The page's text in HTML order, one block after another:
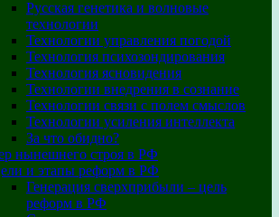
Русская генетика и волновые
технологии
Технологии управления погодой
Технология психозондирования
Технология ясновидения
Технологии внедрения в сознание
Технологии связи с полем смыслов
Технологии усиления интеллекта
За что обидно?
нынешнего строя в РФ
и этапы реформ в РФ
Генерация сверхприбыли – цель
реформ в РФ